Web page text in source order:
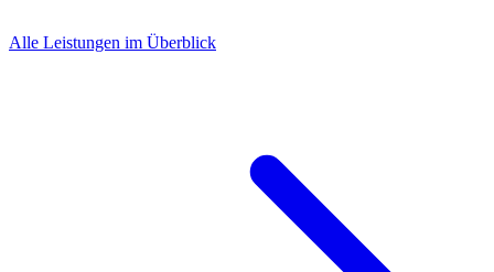
Alle Leistungen im Überblick